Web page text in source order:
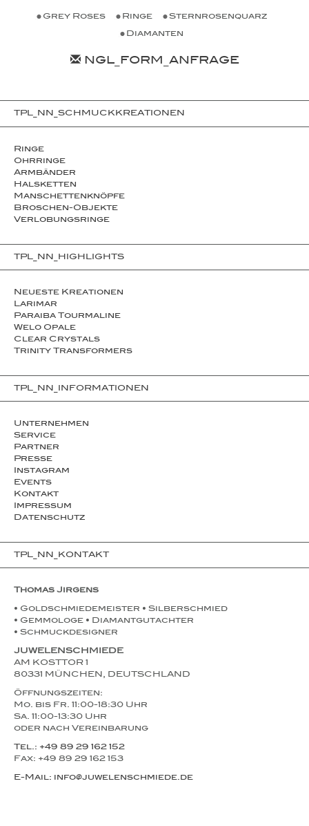
Grey Roses
Ringe
Sternrosenquarz
Diamanten
NGL_FORM_ANFRAGE
TPL_NN_SCHMUCKKREATIONEN
Ringe
Ohrringe
Armbänder
Halsketten
Man­schet­ten­­knöpfe
Broschen-Objekte
Ver­lo­bungs­­ringe
TPL_NN_HIGHLIGHTS
Neueste Kreationen
Larimar
Paraiba Tourmaline
Welo Opale
Clear Crystals
Trinity Transformers
TPL_NN_INFORMATIONEN
Unternehmen
Service
Partner
Presse
Instagram
Events
Kontakt
Impressum
Datenschutz
TPL_NN_KONTAKT
Thomas Jirgens
• Goldschmiedemeister • Silberschmied
• Gemmologe • Diamantgutachter
• Schmuckdesigner
JUWELENSCHMIEDE
AM KOSTTOR 1
80331 MÜNCHEN, DEUTSCHLAND
Öffnungszeiten:
Mo. bis Fr. 11:00-18:30 Uhr
Sa. 11:00-13:30 Uhr
oder nach Vereinbarung
Tel.: +49 89 29 162 152
Fax: +49 89 29 162 153
E-Mail: info@juwelenschmiede.de